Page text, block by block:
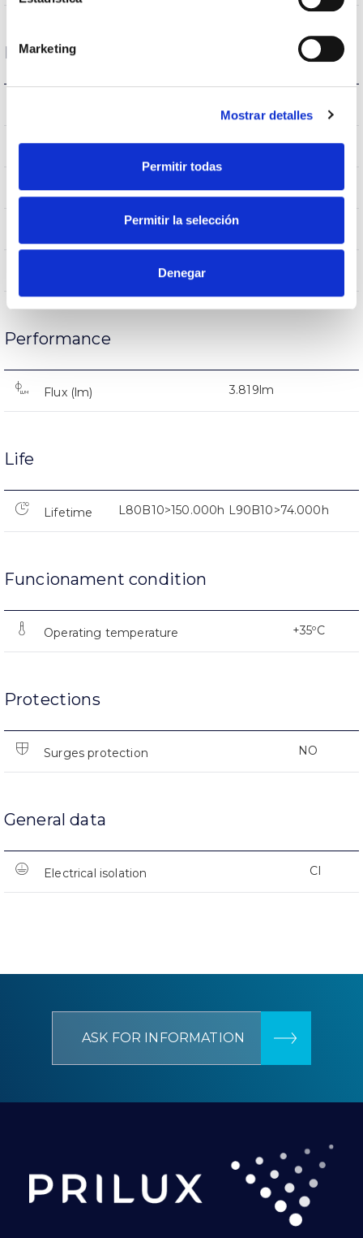
Marketing
Mostrar detalles
Permitir todas
Permitir la selección
Denegar
Housing and Finish
IK Impact resistance IK04
IP Tightness index IP20
Performance
Flux (lm) 3.819lm
Life
Lifetime L80B10>150.000h L90B10>74.000h
Funcionament condition
Operating temperature +35ºC
Protections
Surges protection NO
General data
Electrical isolation CI
ASK FOR INFORMATION